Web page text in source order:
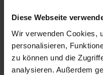
Diese Webseite
Wir verwenden Cookies,
personalisieren,
zu können und die
analysieren. Außerdem
In- und Ausland